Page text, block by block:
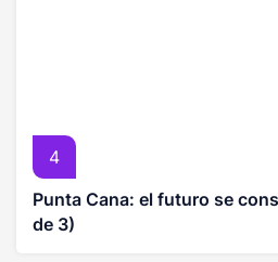
4
Punta Cana: el futuro se
de 3)